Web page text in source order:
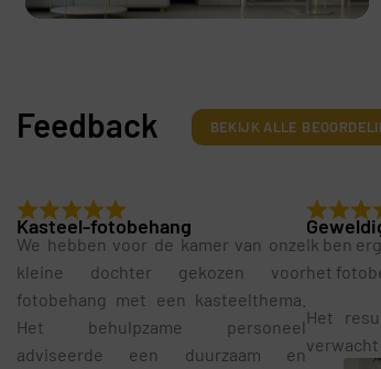
Feedback BEKIJK ALLE
Kasteel-fotobehang
We hebben voor de kamer van onze
kleine dochter gekozen voor
fotobehang met een kasteelthema.
Het behulpzame personeel
adviseerde een duurzaam en
Ik ben
het
Het